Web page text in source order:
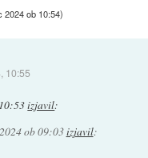
2024 ob 10:54)
10:55
izjavil:
ob 09:03izjavil: